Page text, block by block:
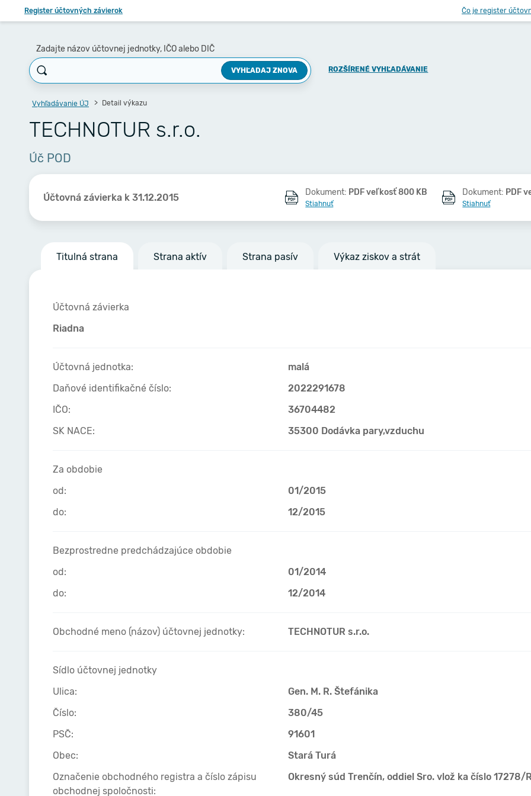
Register účtovných závierok Čo je register
Zadajte názov účtovnej jednotky, IČO alebo DIČ
VYHĽADAJ ZNOVA ROZŠÍRENÉ VYHĽADÁVANIE
Vyhľadávanie ÚJ Detail výkazu
TECHNOTUR s.r.o.
Úč POD
Účtovná závierka k 31.12.2015 Dokument: PDF veľkosť 800 KB
Stiahnuť
Dokument: PDF
Stiahnuť
Titulná strana Strana aktív Strana pasív Výkaz ziskov a strát
Účtovná závierka
Riadna
Účtovná jednotka:
malá
Daňové identifikačné číslo:
2022291678
IČO:
36704482
SK NACE:
35300 Dodávka pary,vzduchu
Za obdobie
od:
01/2015
do:
12/2015
Bezprostredne predchádzajúce obdobie
od:
01/2014
do:
12/2014
Obchodné meno (názov) účtovnej jednotky: TECHNOTUR s.r.o.
Sídlo účtovnej jednotky
Ulica:
Gen. M. R. Štefánika
Číslo:
380/45
PSČ:
91601
Obec:
Stará Turá
Označenie obchodného registra a číslo zápisu
obchodnej spoločnosti:
Okresný súd Trenčín, oddiel Sro. vlož ka číslo 17278/